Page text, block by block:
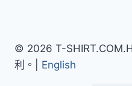
© 2026 T-
利。| English